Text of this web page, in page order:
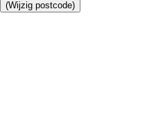
(Wijzig postcode)